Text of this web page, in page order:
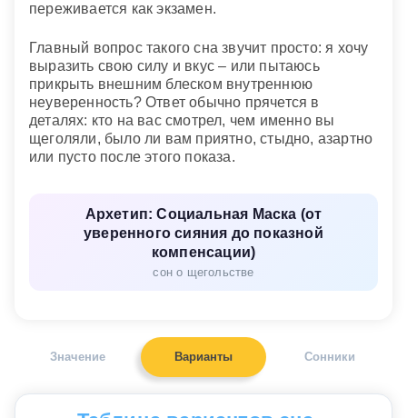
переживается как экзамен.
Главный вопрос такого сна звучит просто: я хочу
выразить свою силу и вкус – или пытаюсь
прикрыть внешним блеском внутреннюю
неуверенность? Ответ обычно прячется в
деталях: кто на вас смотрел, чем именно вы
щеголяли, было ли вам приятно, стыдно, азартно
или пусто после этого показа.
Архетип: Социальная Маска (от
уверенного сияния до показной
компенсации)
сон о щегольстве
Значение Варианты Сонники